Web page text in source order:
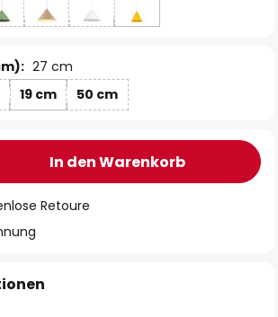
27 cm
19 cm 50 cm
In den Warenkorb
Retoure